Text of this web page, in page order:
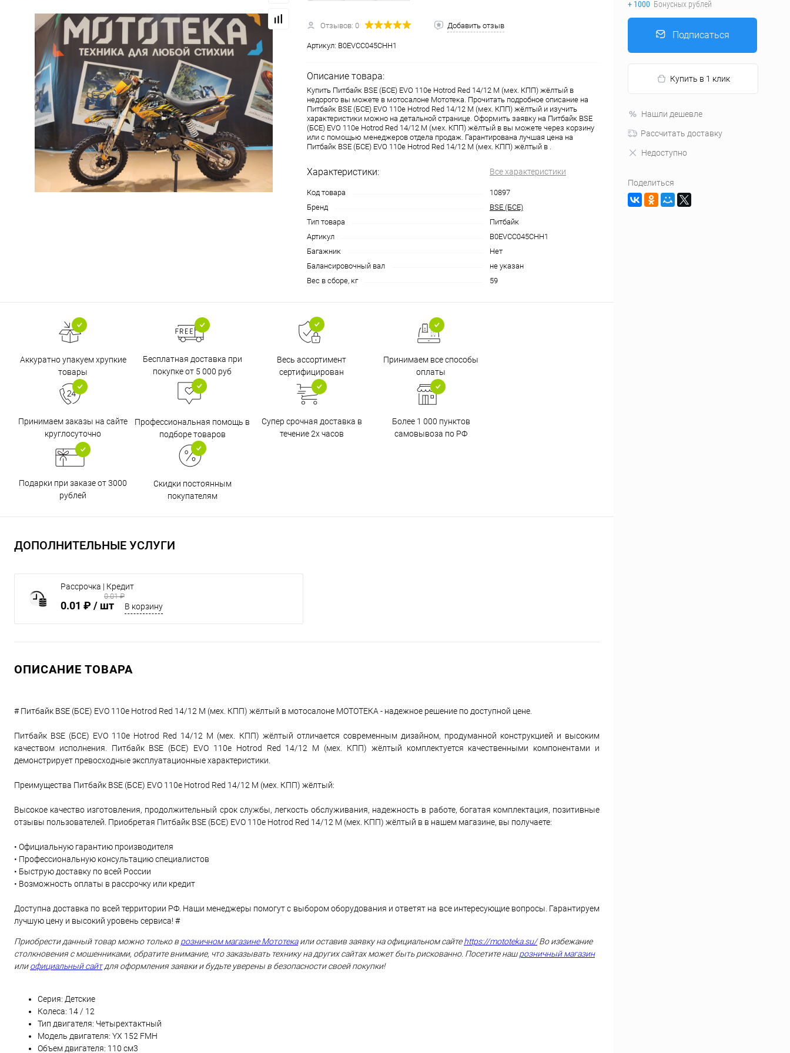
Товары первой необходимости Запчасти Автотовары
Отзывов: 0 Добавить отзыв
Артикул: B0EVCC045CHH1
Описание товара:
Купить Питбайк BSE (БСЕ) EVO 110e Hotrod Red 14/12 M (мех. КПП) жёлтый в
недорого вы можете в мотосалоне Мототека. Прочитать подробное описание на
Питбайк BSE (БСЕ) EVO 110e Hotrod Red 14/12 M (мех. КПП) жёлтый и изучить
характеристики можно на детальной странице. Оформить заявку на Питбайк BSE
(БСЕ) EVO 110e Hotrod Red 14/12 M (мех. КПП) жёлтый в вы можете через корзину
или с помощью менеджеров отдела продаж. Гарантирована лучшая цена на
Питбайк BSE (БСЕ) EVO 110e Hotrod Red 14/12 M (мех. КПП) жёлтый в .
Характеристики: Все характеристики
Код товара
10897
Бренд
BSE (БСЕ)
Тип товара
Питбайк
Артикул
B0EVCC045CHH1
Багажник
Нет
Балансировочный вал
не указан
Вес в сборе, кг
59
Аккуратно упакуем хрупкие
товары
Бесплатная доставка при
покупке от 5 000 руб
Весь ассортимент
сертифицирован
Принимаем все способы
оплаты
Принимаем заказы на сайте
круглосуточно
Профессиональная помощь в
подборе товаров
Супер срочная доставка в
течение 2х часов
Более 1 000 пунктов
самовывоза по РФ
Подарки при заказе от 3000
рублей
Скидки постоянным
покупателям
ДОПОЛНИТЕЛЬНЫЕ УСЛУГИ
Рассрочка | Кредит
0.01 ₽ / шт
0.01 ₽
В корзину
ОПИСАНИЕ ТОВАРА
# Питбайк BSE (БСЕ) EVO 110e Hotrod Red 14/12 M (мех. КПП) жёлтый в мотосалоне МОТОТЕКА - надежное решение по доступной цене.
Питбайк BSE (БСЕ) EVO 110e Hotrod Red 14/12 M (мех. КПП) жёлтый отличается современным дизайном, продуманной конструкцией и высоким
качеством исполнения. Питбайк BSE (БСЕ) EVO 110e Hotrod Red 14/12 M (мех. КПП) жёлтый комплектуется качественными компонентами и
демонстрирует превосходные эксплуатационные характеристики.
Преимущества Питбайк BSE (БСЕ) EVO 110e Hotrod Red 14/12 M (мех. КПП) жёлтый:
Высокое качество изготовления, продолжительный срок службы, легкость обслуживания, надежность в работе, богатая комплектация, позитивные
отзывы пользователей. Приобретая Питбайк BSE (БСЕ) EVO 110e Hotrod Red 14/12 M (мех. КПП) жёлтый в в нашем магазине, вы получаете:
• Официальную гарантию производителя
• Профессиональную консультацию специалистов
• Быструю доставку по всей России
• Возможность оплаты в рассрочку или кредит
Доступна доставка по всей территории РФ. Наши менеджеры помогут с выбором оборудования и ответят на все интересующие вопросы. Гарантируем
лучшую цену и высокий уровень сервиса! #
Приобрести данный товар можно только врозничном магазине Мототекаили оставив заявку на официальном сайтеhttps://mototeka.su/Во избежание
столкновения с мошенниками, обратите внимание, что заказывать технику на других сайтах может быть рискованно. Посетите нашрозничный магазин
илиофициальный сайтдля оформления заявки и будьте уверены в безопасности своей покупки!
Серия: Детские
Колеса: 14 / 12
Тип двигателя: Четырехтактный
Модель двигателя: YX 152 FMH
Объем двигателя: 110 см3
+ 1000 Бонусных рублей
Подписаться
Купить в 1 клик
Нашли дешевле
Рассчитать доставку
Недоступно
Поделиться